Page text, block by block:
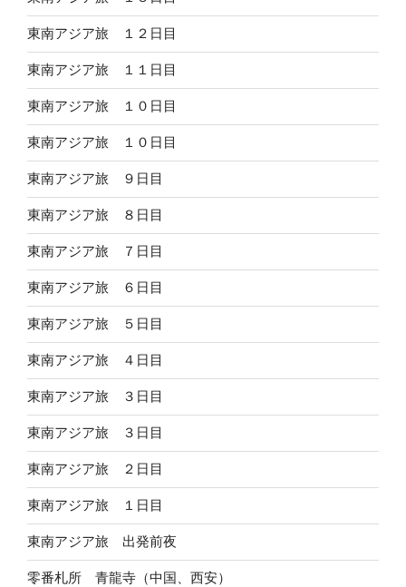
東南アジア旅 １２日目
東南アジア旅 １１日目
東南アジア旅 １０日目
東南アジア旅 １０日目
東南アジア旅 ９日目
東南アジア旅 ８日目
東南アジア旅 ７日目
東南アジア旅 ６日目
東南アジア旅 ５日目
東南アジア旅 ４日目
東南アジア旅 ３日目
東南アジア旅 ３日目
東南アジア旅 ２日目
東南アジア旅 １日目
東南アジア旅 出発前夜
零番札所 青龍寺（中国、西安）